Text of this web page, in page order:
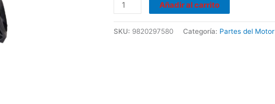
cantidad
Añadir al carrito
SKU: 9820297580 Categoría: Partes del Motor